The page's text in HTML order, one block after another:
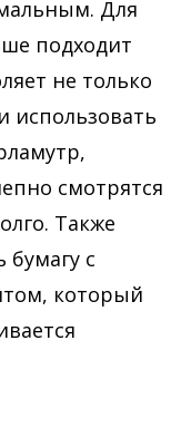
Для
подходит
не только
смотрятся
Также
бумагу с
который